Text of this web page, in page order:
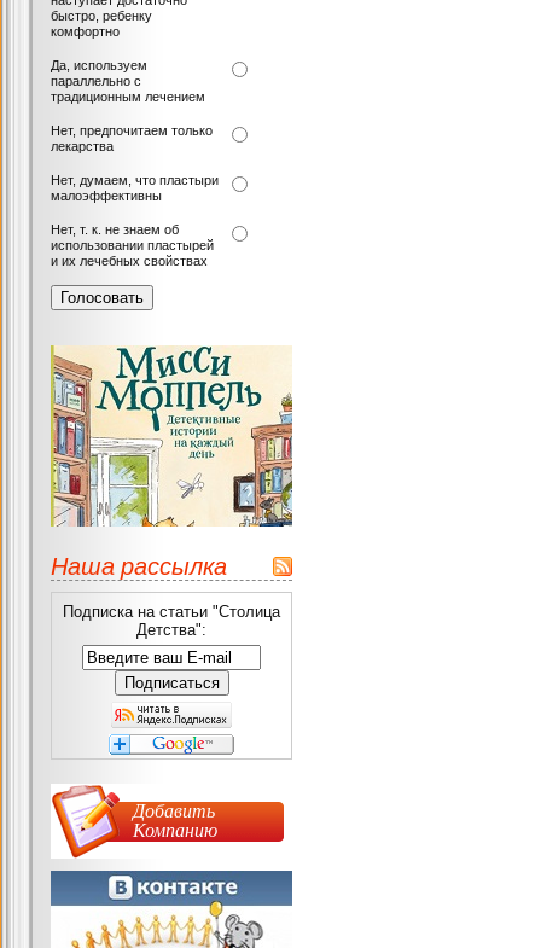
быстро, ребенку
комфортно
Да, используем
параллельно с
традиционным лечением
Нет, предпочитаем только
лекарства
Нет, думаем, что пластыри
малоэффективны
Нет, т. к. не знаем об
использовании пластырей
и их лечебных свойствах
Наша рассылка
Подписка на статьи "Столица
Детства":
Добавить
Компанию